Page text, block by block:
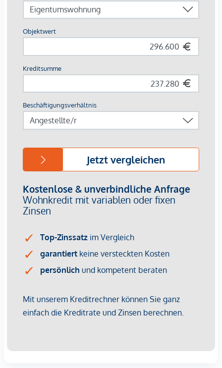
während die Anbindung mit öffentlichen Verkehrsmitteln
ins Zentrum von Wien kurze Wege sichert.
Infrastruktur vor Ort
S-Bahn-Stationen: Traisengasse und Handelskai
Die monatlichen Kosten entnehmen Sie bitte der Preisliste.
Kaufpreise der Vorsorgewohnungen
Zu erwartender Mietertrag
von ca. EUR 14,25 bis EUR 15,75 netto/m²
Provisionsfrei für Käufer(bis Baubeginn)
Fertigstellung: Voraussichtlich Q2/2028
Vorsorgewohnung, die zu Vermietungszwecken erworben
Der angegebene Kaufpreis versteht sich daher zzgl.
Änderungen.
Wir weisen darauf hin, dass zwischen dem Vermittler und
dem zu vermittelnden Dritten ein familiäres oder